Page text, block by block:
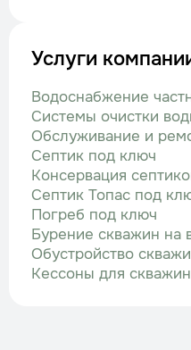
Услуги
Водоснабжение
Системы очистки
Обслуживание и
Септик под ключ
Консервация
Септик Топас под
Погреб под ключ
Бурение скважин на
Обустройство
Кессоны для скважин